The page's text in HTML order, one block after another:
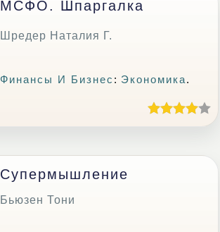
МСФО. Шпаргалка
Шредер Наталия Г.
Финансы И Бизнес : Экономика.
Супермышление
Бьюзен Тони